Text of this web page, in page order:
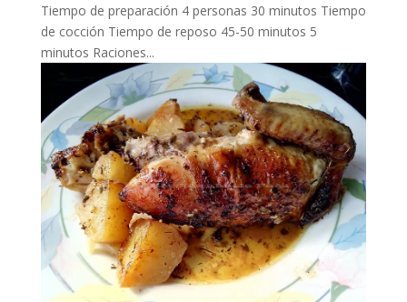
Tiempo de preparación 4 personas 30 minutos Tiempo
de cocción Tiempo de reposo 45-50 minutos 5
minutos Raciones...